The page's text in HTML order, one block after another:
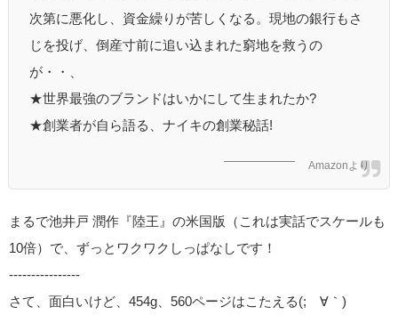
次第に悪化し、資金繰りが苦しくなる。現地の銀行もさ
じを投げ、倒産寸前に追い込まれた窮地を救うの
が・・、
★世界最強のブランドはいかにして生まれたか?
★創業者が自ら語る、ナイキの創業秘話!
Amazonより
まるで池井戸 潤作『陸王』の米国版（これは実話でスケールも
10倍）で、ずっとワクワクしっぱなしです！
----------------
さて、面白いけど、454g、560ページはこたえる(;´∀｀)